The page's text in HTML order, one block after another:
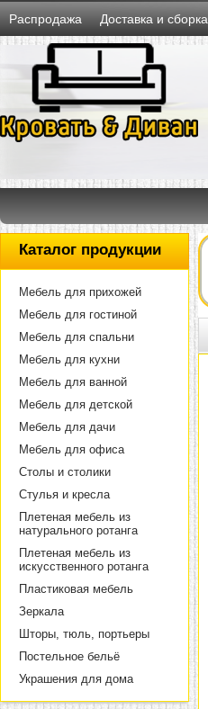
Распродажа Доставка и сборка
Каталог продукции
Мебель для прихожей
Мебель для гостиной
Мебель для спальни
Мебель для кухни
Мебель для ванной
Мебель для детской
Мебель для дачи
Мебель для офиса
Столы и столики
Стулья и кресла
Плетеная мебель из
натурального ротанга
Плетеная мебель из
искусственного ротанга
Пластиковая мебель
Зеркала
Шторы, тюль, портьеры
Постельное бельё
Украшения для дома